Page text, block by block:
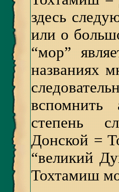
здесь
или о
“мор”
названиях
вспомнить
степень
Донской =
“великий
Тохтамиш